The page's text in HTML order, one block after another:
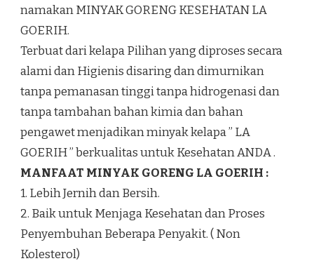
namakan MINYAK GORENG KESEHATAN LA
GOERIH.
Terbuat dari kelapa Pilihan yang diproses secara
alami dan Higienis disaring dan dimurnikan
tanpa pemanasan tinggi tanpa hidrogenasi dan
tanpa tambahan bahan kimia dan bahan
pengawet menjadikan minyak kelapa ” LA
GOERIH ” berkualitas untuk Kesehatan ANDA .
MANFAAT MINYAK GORENG LA GOERIH :
1. Lebih Jernih dan Bersih.
2. Baik untuk Menjaga Kesehatan dan Proses
Penyembuhan Beberapa Penyakit. ( Non
Kolesterol)